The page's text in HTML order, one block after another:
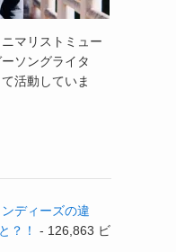
マリストミュー
ソングライタ
活動していま
ディーズの違
？！
- 126,863 ビ